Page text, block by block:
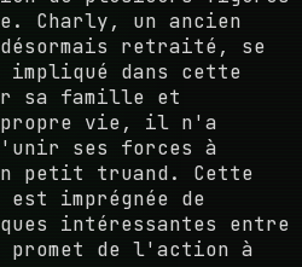
Charly, un ancien
retraité, se
dans cette
sa famille et
propre vie, il n'a
ses forces à
petit truand. Cette
imprégnée de
intéressantes entre
promet de l'action à